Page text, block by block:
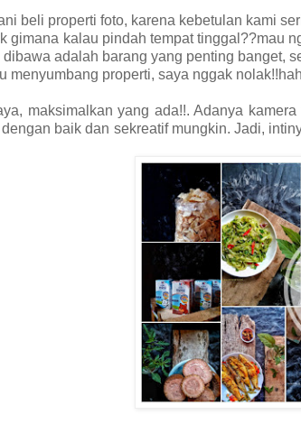
beli properti foto, karena kebetulan kami
gimana kalau pindah tempat tinggal??mau
adalah barang yang penting banget,
menyumbang properti, saya nggak
maksimalkan yang ada!!. Adanya
baik dan sekreatif mungkin. Jadi,